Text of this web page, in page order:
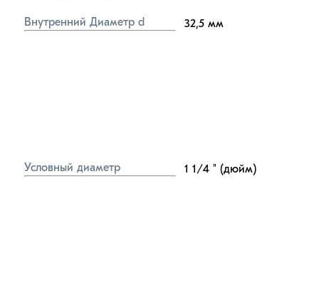
Внутренний Диаметр d 32,5 мм
Условный диаметр 1 1/4 " (дюйм)